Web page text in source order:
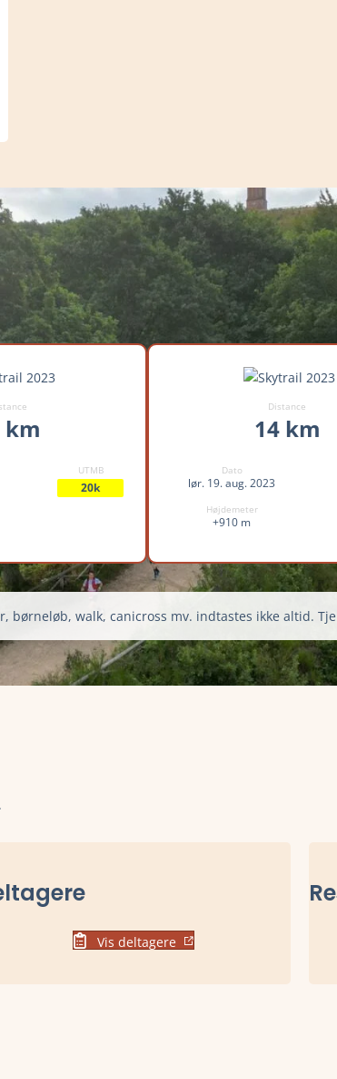
km
UTMB
20k
Distance
14 km
Dato
lør. 19. aug. 2023
Højdemeter
+910 m
walk, canicross mv. indtastes ikke altid.
Vis deltagere